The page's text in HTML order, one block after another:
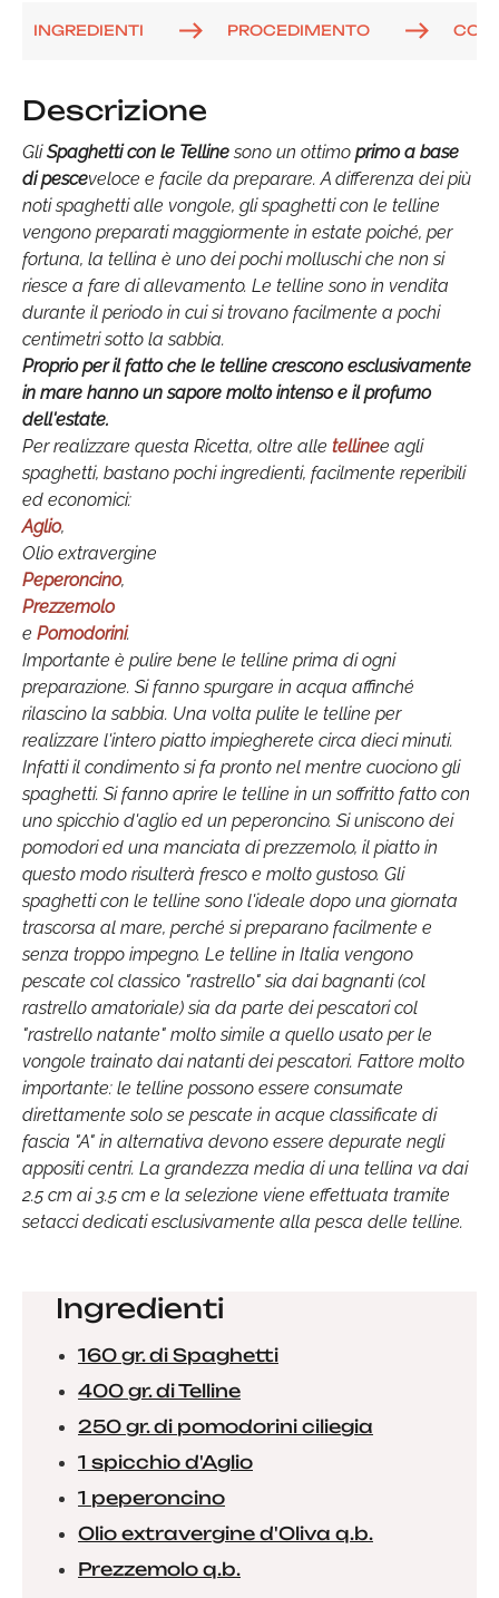
INGREDIENTI PROCEDIMENTO
Descrizione
GliSpaghetti con le Tellinesono un ottimo primo a base
di pesceveloce e facile da preparare. A differenza dei più
noti spaghetti alle vongole, gli spaghetti con le telline
vengono preparati maggiormente in estate poiché, per
fortuna, la tellina è uno dei pochi molluschi che non si
riesce a fare di allevamento. Le telline sono in vendita
durante il periodo in cui si trovano facilmente a pochi
centimetri sotto la sabbia.
Proprio per il fatto che le telline crescono esclusivamente
in mare hanno un sapore molto intenso e il profumo
dell'estate.
Per realizzare questa Ricetta, oltre alle tellinee agli
spaghetti, bastano pochi ingredienti, facilmente reperibili
ed economici:
Aglio,
Olio extravergine
Peperoncino,
Prezzemolo
e Pomodorini.
Importante è pulire bene le telline prima di ogni
preparazione. Si fanno spurgare in acqua affinché
rilascino la sabbia. Una volta pulite le telline per
realizzare l'intero piatto impiegherete circa dieci minuti.
Infatti il condimento si fa pronto nel mentre cuociono gli
spaghetti. Si fanno aprire le telline in un soffritto fatto con
uno spicchio d'aglio ed un peperoncino. Si uniscono dei
pomodori ed una manciata di prezzemolo, il piatto in
questo modo risulterà fresco e molto gustoso. Gli
spaghetti con le telline sono l'ideale dopo una giornata
trascorsa al mare, perché si preparano facilmente e
senza troppo impegno. Le telline in Italia vengono
pescate col classico "rastrello" sia dai bagnanti (col
rastrello amatoriale) sia da parte dei pescatori col
"rastrello natante" molto simile a quello usato per le
vongole trainato dai natanti dei pescatori. Fattore molto
importante: le telline possono essere consumate
direttamente solo se pescate in acque classificate di
fascia "A" in alternativa devono essere depurate negli
appositi centri. La grandezza media di una tellina va dai
2.5 cm ai 3.5 cm e la selezione viene effettuata tramite
setacci dedicati esclusivamente alla pesca delle telline.
Ingredienti
160 gr. di Spaghetti
400 gr. di Telline
250 gr. di pomodorini ciliegia
1 spicchio d'Aglio
1 peperoncino
Olio extravergine d'Oliva q.b.
Prezzemolo q.b.